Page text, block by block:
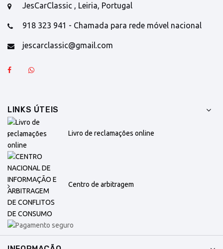
JesCarClassic , Leiria, Portugal
918 323 941 - Chamada para rede móvel nacional
jescarclassic@gmail.com
LINKS ÚTEIS
Livro de reclamações online
Centro de arbitragem